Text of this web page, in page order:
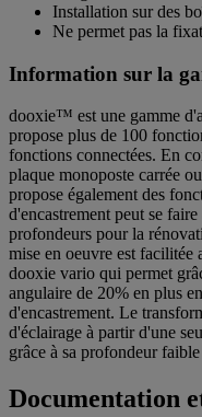
Installation sur des
Ne permet pas la
Information sur la
dooxie™ est une gamme
propose plus de 100
fonctions connectées. En
plaque monoposte carrée
propose également des
d'encastrement peut se
profondeurs pour la
mise en oeuvre est facilitée
dooxie vario qui permet
angulaire de 20% en plus
d'encastrement. Le
d'éclairage à partir d'une
grâce à sa profondeur
Documentation